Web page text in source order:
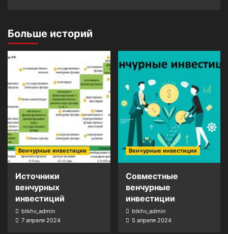
Больше историй
Венчурные инвестиции
Источники
венчурных
инвестиций
btkhv_admin
7 апреля 2024
Венчурные инвестиции
Совместные
венчурные
инвестиции
btkhv_admin
5 апреля 2024